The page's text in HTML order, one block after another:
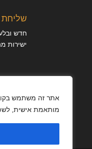
מותאמת אישית,
שליחת
ישירות